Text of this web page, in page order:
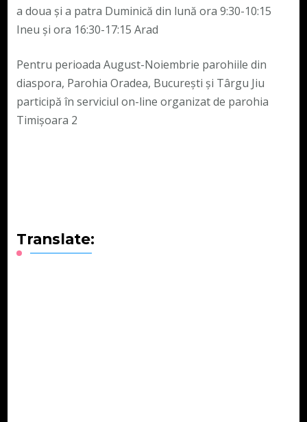
a doua și a patra Duminică din lună ora 9:30-10:15
Ineu și ora 16:30-17:15 Arad
Pentru perioada August-Noiembrie parohiile din
diaspora, Parohia Oradea, București și Târgu Jiu
participă în serviciul on-line organizat de parohia
Timișoara 2
Translate: